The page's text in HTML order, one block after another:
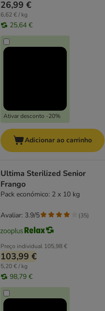
26,99 €
6,62 € / kg
25,64 €
Ativar desconto -20%
Adicionar ao carrinho
Ultima Sterilized Senior
Frango
Pack económico: 2 x 10 kg
Preço individual 105,98 €
103,99 €
5,20 € / kg
98,79 €
Avaliar: 3.9/5 (35)